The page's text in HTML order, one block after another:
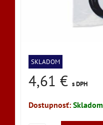
SKLADOM
4,61 € s DPH
Dostupnosť: Skladom